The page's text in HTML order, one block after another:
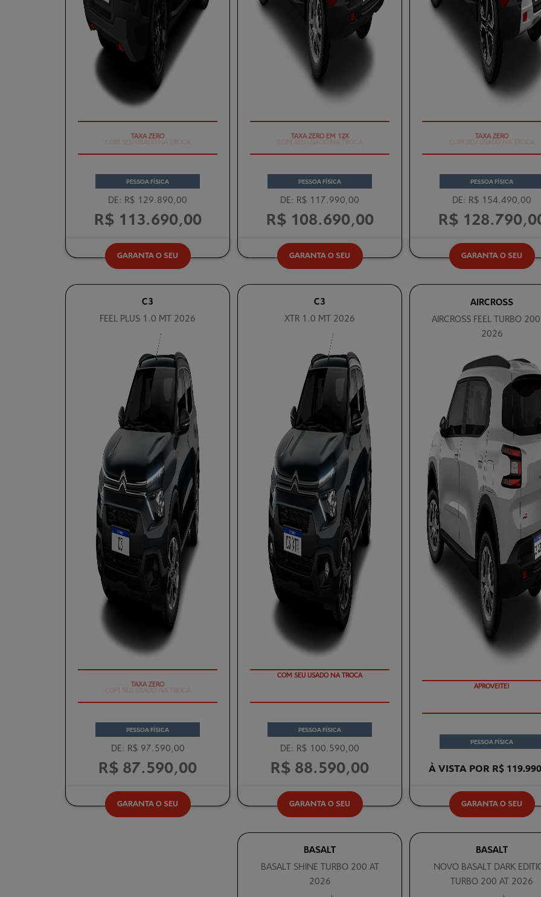
PESSOA FÍSICA
DE: R$ 129.890,00
R$ 113.690,00
GARANTA O SEU
PESSOA FÍSICA
DE: R$ 117.990,00
R$ 108.690,00
GARANTA O SEU
PESSOA FÍSICA
DE: R$ 154.490,00
R$
GARANTA O SEU
C3
FEEL PLUS 1.0 MT 2026
PESSOA FÍSICA
DE: R$ 97.590,00
R$ 87.590,00
GARANTA O SEU
C3
XTR 1.0 MT 2026
COM SEU USADO NA TROCA
PESSOA FÍSICA
DE: R$ 100.590,00
R$ 88.590,00
GARANTA O SEU
AIRCROSS
AIRCROSS FEEL TURBO
2026
APROVEITE!
À VISTA POR R$
PESSOA FÍSICA
GARANTA O SEU
BASALT
BASALT SHINE TURBO 200 AT
2026
BASALT
NOVO BASALT DARK
TURBO 200 AT 2026